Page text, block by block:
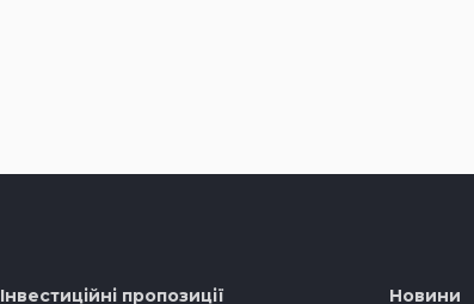
Інвестиційні пропозиції Новини